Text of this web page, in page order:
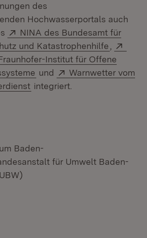
des
Hochwasserportals auch
Extern:
NINA des Bundesamt für
und Katastrophenhilfe (Öffnet
Institut für Offene
(Öffnet in neuem Fenster)
und Extern:
Warnwetter vom
(Öffnet in neuem Fenster)
integriert.
Baden-
für Umwelt Baden-